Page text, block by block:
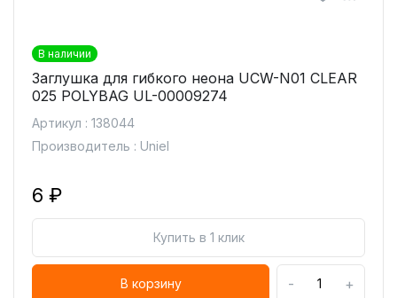
В наличии
Заглушка для гибкого неона UCW-N01 CLEAR
025 POLYBAG UL-00009274
Артикул : 138044
Производитель : Uniel
6 ₽
Купить в 1 клик
В корзину - +